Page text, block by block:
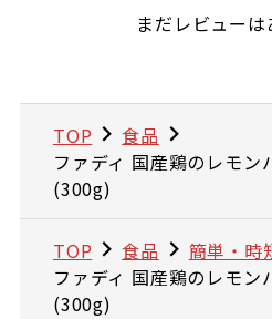
まだレビュー
TOP
食品
ファディ 国産鶏のレモン
(300g)
TOP 食品
簡単・時
ファディ 国産鶏のレモン
(300g)